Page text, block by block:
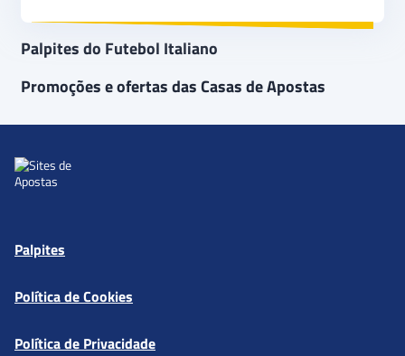
Palpites do Futebol Italiano
Promoções e ofertas das Casas de Apostas
Palpites
Política de Cookies
Política de Privacidade